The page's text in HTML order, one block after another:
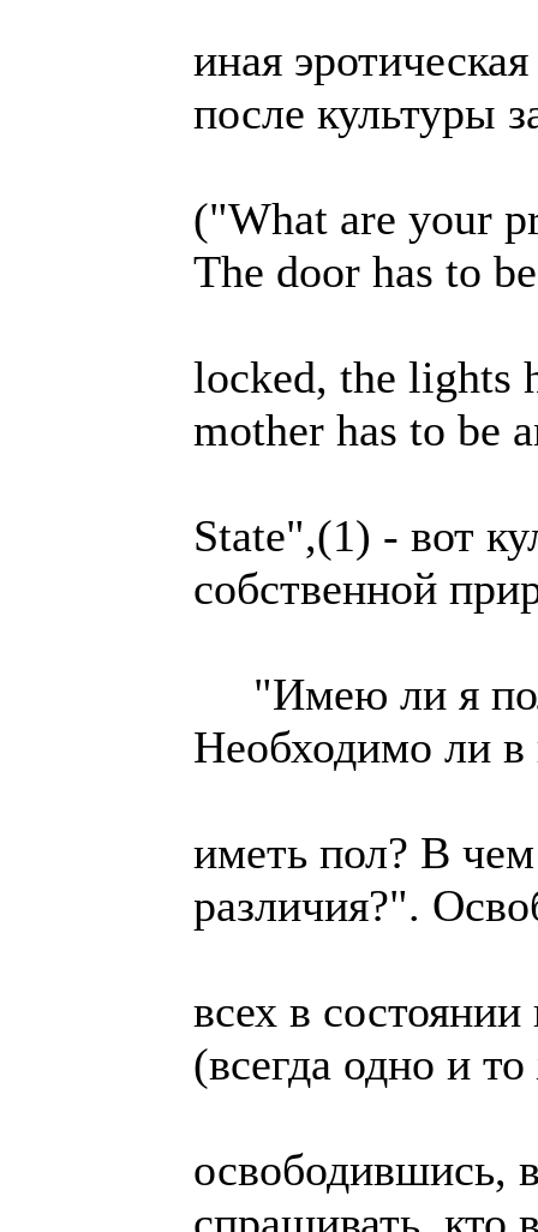
иная
после культуры
("What are your
The door has to be
locked, the lights
mother has to be
State",(1) - вот
собственной
"Имею ли я
Необходимо ли в
иметь пол? В
различия?".
всех в
(всегда одно и
освободившись,